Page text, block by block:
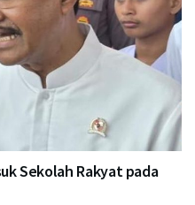
Sekolah Rakyat pada